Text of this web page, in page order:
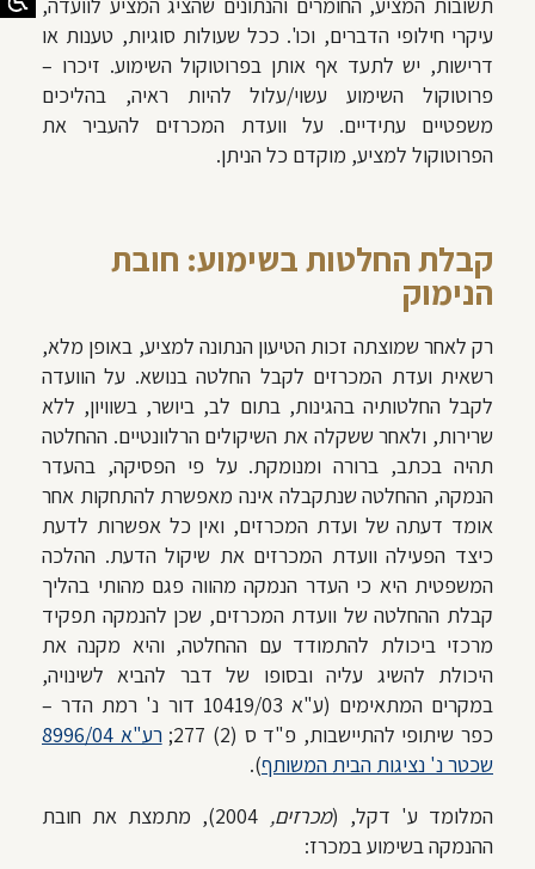
עיקרי חילופי הדברים, וכו'. ככל שעולות סוגיות, טענות או
דרישות, יש לתעד אף אותן בפרוטוקול השימוע. זיכרו –
פרוטוקול השימוע עשוי/עלול להיות ראיה, בהליכים
משפטיים עתידיים. על וועדת המכרזים להעביר את
הפרוטוקול למציע, מוקדם כל הניתן.
קבלת החלטות בשימוע: חובת
הנימוק
רק לאחר שמוצתה זכות הטיעון הנתונה למציע, באופן מלא,
רשאית ועדת המכרזים לקבל החלטה בנושא. על הוועדה
לקבל החלטותיה בהגינות, בתום לב, ביושר, בשוויון, ללא
שרירות, ולאחר ששקלה את השיקולים הרלוונטיים. ההחלטה
תהיה בכתב, ברורה ומנומקת. על פי הפסיקה, בהעדר
הנמקה, ההחלטה שנתקבלה אינה מאפשרת להתחקות אחר
אומד דעתה של ועדת המכרזים, ואין כל אפשרות לדעת
כיצד הפעילה וועדת המכרזים את שיקול הדעת. ההלכה
המשפטית היא כי העדר הנמקה מהווה פגם מהותי בהליך
קבלת ההחלטה של וועדת המכרזים, שכן להנמקה תפקיד
מרכזי ביכולת להתמודד עם ההחלטה, והיא מקנה את
היכולת להשיג עליה ובסופו של דבר להביא לשינויה,
במקרים המתאימים (ע"א 10419/03 דור נ' רמת הדר –
כפר שיתופי להתיישבות, פ"ד ס (2) 277;
רע"א 8996/04
שכטר נ' נציגות הבית המשותף).
המלומד ע' דקל, (מכרזים,
2004), מתמצת את חובת
ההנמקה בשימוע במכרז: